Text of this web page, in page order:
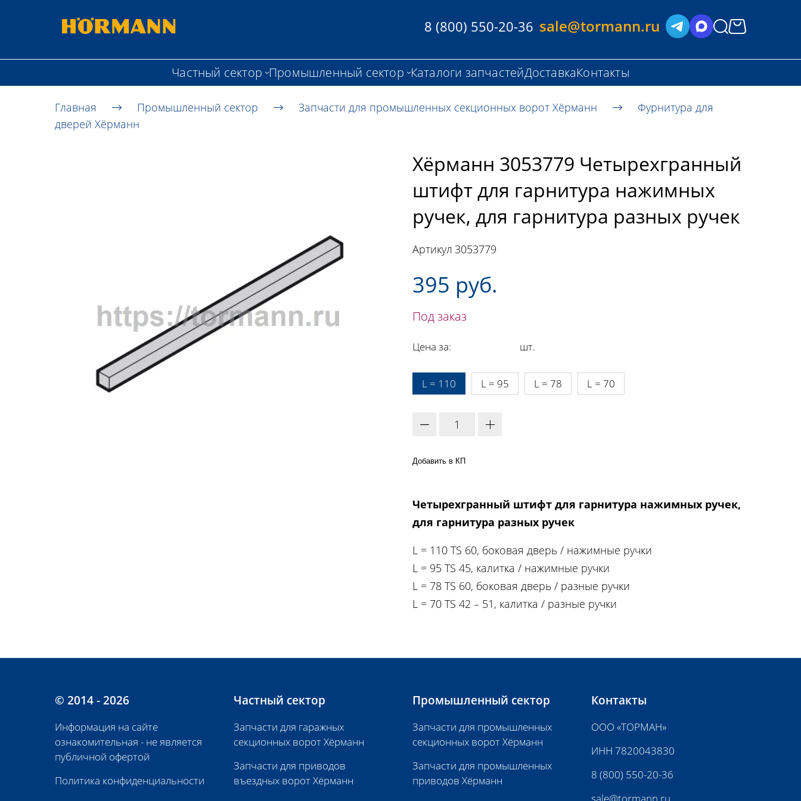
8 (800) 550-20-36 sale@tormann.ru
Частный сектор Промышленный сектор Каталоги запчастейДоставкаКонтакты
Главная Промышленный сектор Запчасти для промышленных секционных ворот Хёрманн
Фурнитура для
дверей Хёрманн
Хёрманн 3053779 Четырехгранный
штифт для гарнитура нажимных
ручек, для гарнитура разных ручек
Артикул 3053779
395 руб.
Под заказ
Цена за: шт.
L = 110 L = 95 L = 78 L = 70
Добавить в КП
Четырехгранный штифт для гарнитура нажимных ручек,
для гарнитура разных ручек
L = 110 TS 60, боковая дверь / нажимные ручки
L = 95 TS 45, калитка / нажимные ручки
L = 78 TS 60, боковая дверь / разные ручки
L = 70 TS 42 – 51, калитка / разные ручки
© 2014 - 2026
Информация на сайте
ознакомительная - не является
публичной офертой
Политика конфиденциальности
Частный сектор
Запчасти для гаражных
секционных ворот Хёрманн
Запчасти для приводов
въездных ворот Хёрманн
Промышленный сектор
Запчасти для промышленных
секционных ворот Хёрманн
Запчасти для промышленных
приводов Хёрманн
Контакты
ООО «ТОРМАН»
ИНН 7820043830
8 (800) 550-20-36